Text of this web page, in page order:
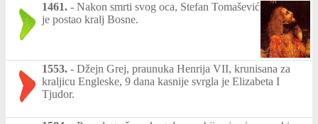
1461. - Nakon smrti svog oca, Stefan Tomašević
je postao kralj Bosne.
1553. - Džejn Grej, praunuka Henrija VII, krunisana za
kraljicu Engleske, 9 dana kasnije svrgla je Elizabeta I
Tjudor.